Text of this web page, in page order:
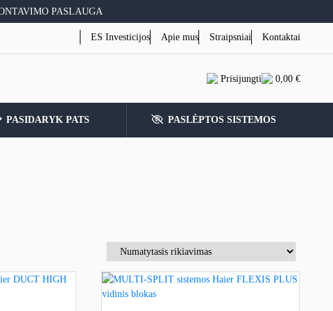
PASLAUGA
ES Investicijos Apie mus Straipsniai Kontaktai
Prisijungti 0,00 €
PASIDARYK PATS PASLĖPTOS SISTEMOS